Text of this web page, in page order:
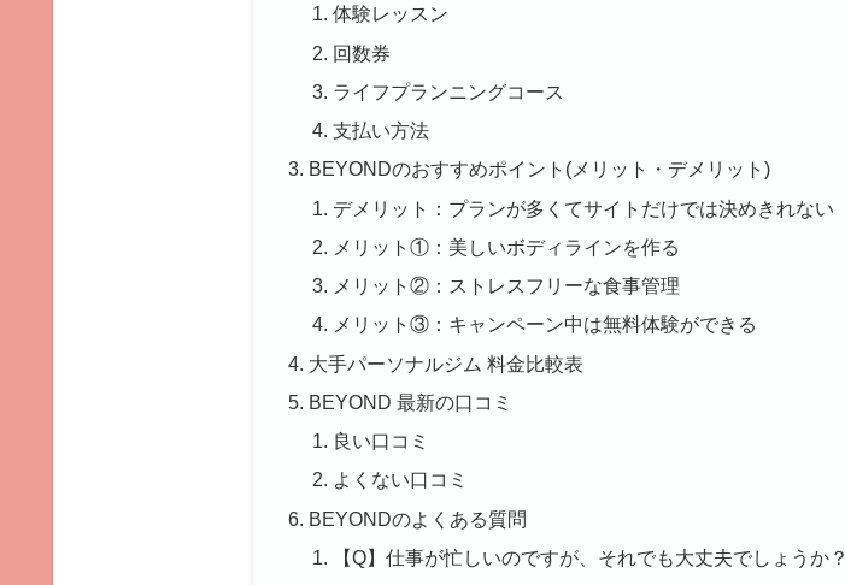
体験レッスン
回数券
ライフプランニングコース
支払い方法
BEYONDのおすすめポイント(メリット・デメリット)
デメリット：プランが多くてサイトだけでは決めきれない
メリット①：美しいボディラインを作る
メリット②：ストレスフリーな食事管理
メリット③：キャンペーン中は無料体験ができる
大手パーソナルジム 料金比較表
BEYOND 最新の口コミ
良い口コミ
よくない口コミ
BEYONDのよくある質問
【Q】仕事が忙しいのですが、それでも大丈夫でしょうか？